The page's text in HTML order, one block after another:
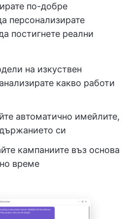
по-добре
персонализирате
постигнете реални
на изкуствен
какво работи
автоматично имейлите,
си
кампаниите въз основа
време